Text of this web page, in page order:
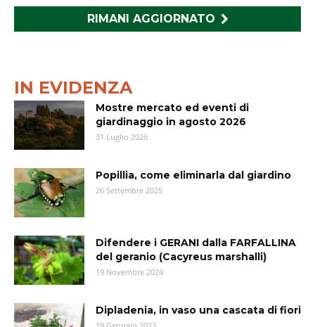
RIMANI AGGIORNATO
IN EVIDENZA
Mostre mercato ed eventi di
giardinaggio in agosto 2026
31 Luglio 2026
Popillia, come eliminarla dal giardino
26 Settembre 2025
Difendere i GERANI dalla FARFALLINA
del geranio (Cacyreus marshalli)
19 Novembre 2024
Dipladenia, in vaso una cascata di fiori